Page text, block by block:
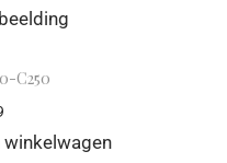
C250
winkelwagen